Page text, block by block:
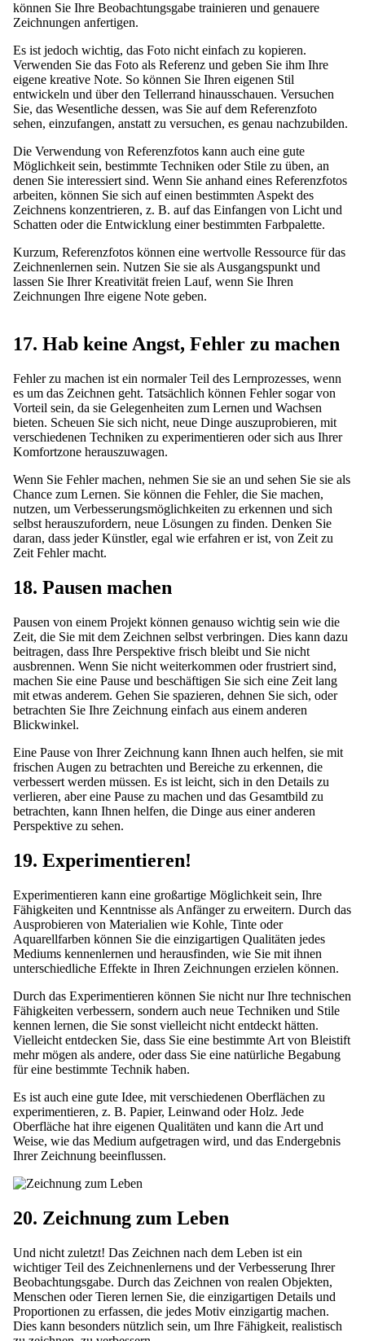
können Sie Ihre Beobachtungsgabe trainieren und genauere
Zeichnungen anfertigen.
Es ist jedoch wichtig, das Foto nicht einfach zu kopieren.
Verwenden Sie das Foto als Referenz und geben Sie ihm Ihre
eigene kreative Note. So können Sie Ihren eigenen Stil
entwickeln und über den Tellerrand hinausschauen. Versuchen
Sie, das Wesentliche dessen, was Sie auf dem Referenzfoto
sehen, einzufangen, anstatt zu versuchen, es genau nachzubilden.
Die Verwendung von Referenzfotos kann auch eine gute
Möglichkeit sein, bestimmte Techniken oder Stile zu üben, an
denen Sie interessiert sind. Wenn Sie anhand eines Referenzfotos
arbeiten, können Sie sich auf einen bestimmten Aspekt des
Zeichnens konzentrieren, z. B. auf das Einfangen von Licht und
Schatten oder die Entwicklung einer bestimmten Farbpalette.
Kurzum, Referenzfotos können eine wertvolle Ressource für das
Zeichnenlernen sein. Nutzen Sie sie als Ausgangspunkt und
lassen Sie Ihrer Kreativität freien Lauf, wenn Sie Ihren
Zeichnungen Ihre eigene Note geben.
17. Hab keine Angst, Fehler zu machen
Fehler zu machen ist ein normaler Teil des Lernprozesses, wenn
es um das Zeichnen geht. Tatsächlich können Fehler sogar von
Vorteil sein, da sie Gelegenheiten zum Lernen und Wachsen
bieten. Scheuen Sie sich nicht, neue Dinge auszuprobieren, mit
verschiedenen Techniken zu experimentieren oder sich aus Ihrer
Komfortzone herauszuwagen.
Wenn Sie Fehler machen, nehmen Sie sie an und sehen Sie sie als
Chance zum Lernen. Sie können die Fehler, die Sie machen,
nutzen, um Verbesserungsmöglichkeiten zu erkennen und sich
selbst herauszufordern, neue Lösungen zu finden. Denken Sie
daran, dass jeder Künstler, egal wie erfahren er ist, von Zeit zu
Zeit Fehler macht.
18. Pausen machen
Pausen von einem Projekt können genauso wichtig sein wie die
Zeit, die Sie mit dem Zeichnen selbst verbringen. Dies kann dazu
beitragen, dass Ihre Perspektive frisch bleibt und Sie nicht
ausbrennen. Wenn Sie nicht weiterkommen oder frustriert sind,
machen Sie eine Pause und beschäftigen Sie sich eine Zeit lang
mit etwas anderem. Gehen Sie spazieren, dehnen Sie sich, oder
betrachten Sie Ihre Zeichnung einfach aus einem anderen
Blickwinkel.
Eine Pause von Ihrer Zeichnung kann Ihnen auch helfen, sie mit
frischen Augen zu betrachten und Bereiche zu erkennen, die
verbessert werden müssen. Es ist leicht, sich in den Details zu
verlieren, aber eine Pause zu machen und das Gesamtbild zu
betrachten, kann Ihnen helfen, die Dinge aus einer anderen
Perspektive zu sehen.
19. Experimentieren!
Experimentieren kann eine großartige Möglichkeit sein, Ihre
Fähigkeiten und Kenntnisse als Anfänger zu erweitern. Durch das
Ausprobieren von Materialien wie Kohle, Tinte oder
Aquarellfarben können Sie die einzigartigen Qualitäten jedes
Mediums kennenlernen und herausfinden, wie Sie mit ihnen
unterschiedliche Effekte in Ihren Zeichnungen erzielen können.
Durch das Experimentieren können Sie nicht nur Ihre technischen
Fähigkeiten verbessern, sondern auch neue Techniken und Stile
kennen lernen, die Sie sonst vielleicht nicht entdeckt hätten.
Vielleicht entdecken Sie, dass Sie eine bestimmte Art von Bleistift
mehr mögen als andere, oder dass Sie eine natürliche Begabung
für eine bestimmte Technik haben.
Es ist auch eine gute Idee, mit verschiedenen Oberflächen zu
experimentieren, z. B. Papier, Leinwand oder Holz. Jede
Oberfläche hat ihre eigenen Qualitäten und kann die Art und
Weise, wie das Medium aufgetragen wird, und das Endergebnis
Ihrer Zeichnung beeinflussen.
20. Zeichnung zum Leben
Und nicht zuletzt! Das Zeichnen nach dem Leben ist ein
wichtiger Teil des Zeichnenlernens und der Verbesserung Ihrer
Beobachtungsgabe. Durch das Zeichnen von realen Objekten,
Menschen oder Tieren lernen Sie, die einzigartigen Details und
Proportionen zu erfassen, die jedes Motiv einzigartig machen.
Dies kann besonders nützlich sein, um Ihre Fähigkeit, realistisch